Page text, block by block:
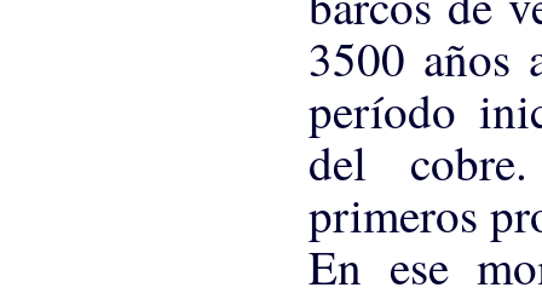
3500 años
período
del
primeros
En ese